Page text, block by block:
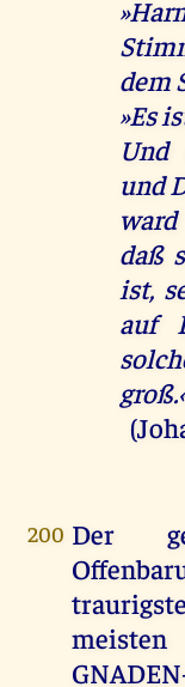
dem
»Es
Und
und
daß
ist,
auf
200 Der